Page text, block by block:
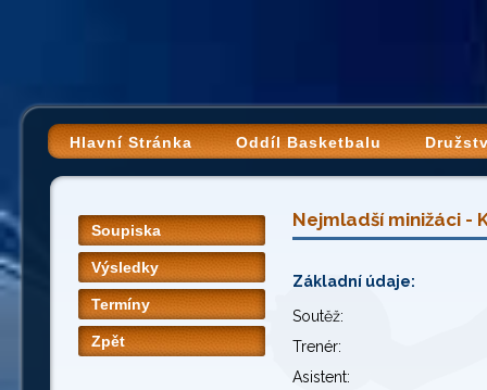
Hlavní Stránka Oddíl Basketbalu
Soupiska
Výsledky
Termíny
Zpět
Nejmladší minižáci -
Základní údaje:
Soutěž:
Trenér:
Asistent: